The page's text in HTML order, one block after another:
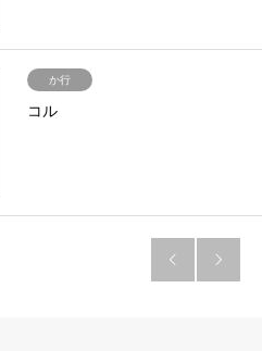
か行
コル
 